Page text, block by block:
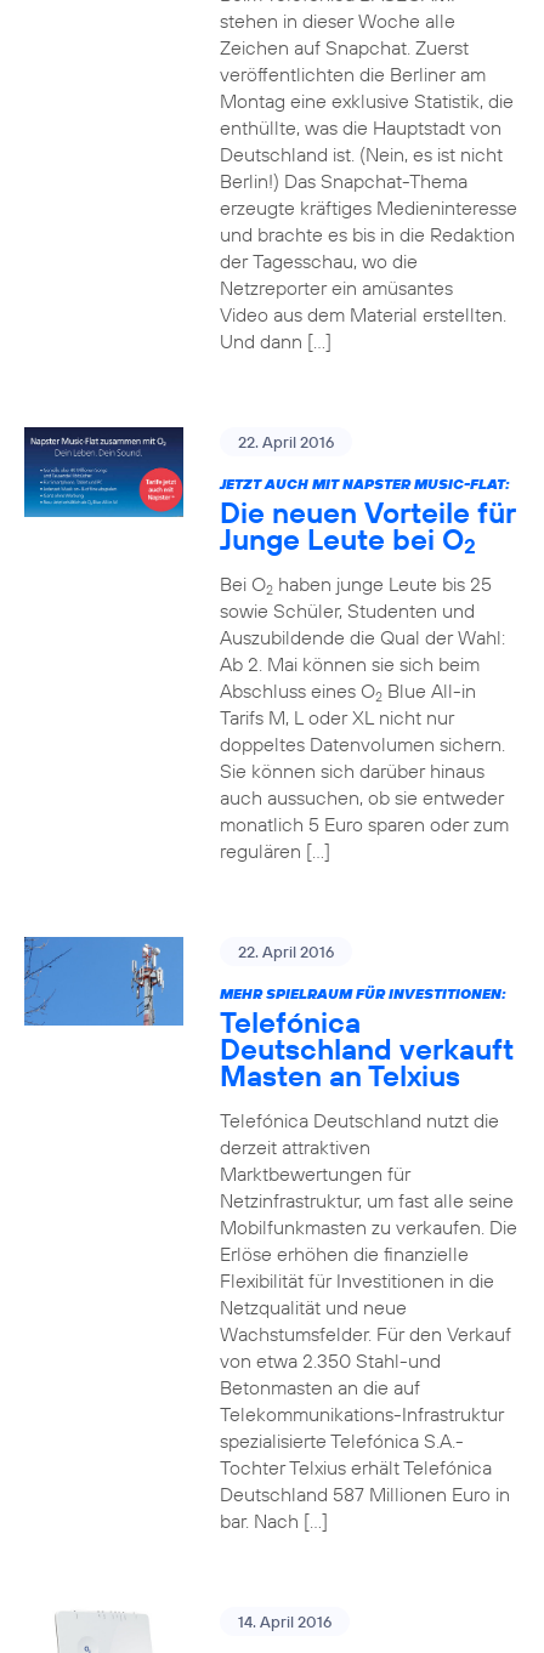
stehen in dieser Woche alle
Zeichen auf Snapchat. Zuerst
veröffentlichten die Berliner am
Montag eine exklusive Statistik, die
enthüllte, was die Hauptstadt von
Deutschland ist. (Nein, es ist nicht
Berlin!) Das Snapchat-Thema
erzeugte kräftiges Medieninteresse
und brachte es bis in die Redaktion
der Tagesschau, wo die
Netzreporter ein amüsantes
Video aus dem Material erstellten.
Und dann […]
22. April 2016
JETZT AUCH MIT NAPSTER MUSIC-FLAT:
Die neuen Vorteile für
Junge Leute bei O2
Bei O2haben junge Leute bis 25
sowie Schüler, Studenten und
Auszubildende die Qual der Wahl:
Ab 2. Mai können sie sich beim
Abschluss eines O2Blue All-in
Tarifs M, L oder XL nicht nur
doppeltes Datenvolumen sichern.
Sie können sich darüber hinaus
auch aussuchen, ob sie entweder
monatlich 5 Euro sparen oder zum
regulären […]
22. April 2016
MEHR SPIELRAUM FÜR INVESTITIONEN:
Telefónica
Deutschland verkauft
Masten an Telxius
Telefónica Deutschland nutzt die
derzeit attraktiven
Marktbewertungen für
Netzinfrastruktur, um fast alle seine
Mobilfunkmasten zu verkaufen. Die
Erlöse erhöhen die finanzielle
Flexibilität für Investitionen in die
Netzqualität und neue
Wachstumsfelder. Für den Verkauf
von etwa 2.350 Stahl-und
Betonmasten an die auf
Telekommunikations-Infrastruktur
spezialisierte Telefónica S.A.-
Tochter Telxius erhält Telefónica
Deutschland 587 Millionen Euro in
bar. Nach […]
14. April 2016